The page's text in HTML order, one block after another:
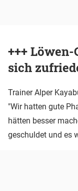
+++
sich
Trainer Alper
"Wir hatten gute
hätten besser
geschuldet und es